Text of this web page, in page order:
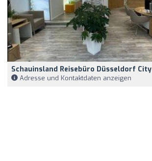
Schauinsland Reisebüro Düsseldorf City
Adresse und Kontaktdaten anzeigen